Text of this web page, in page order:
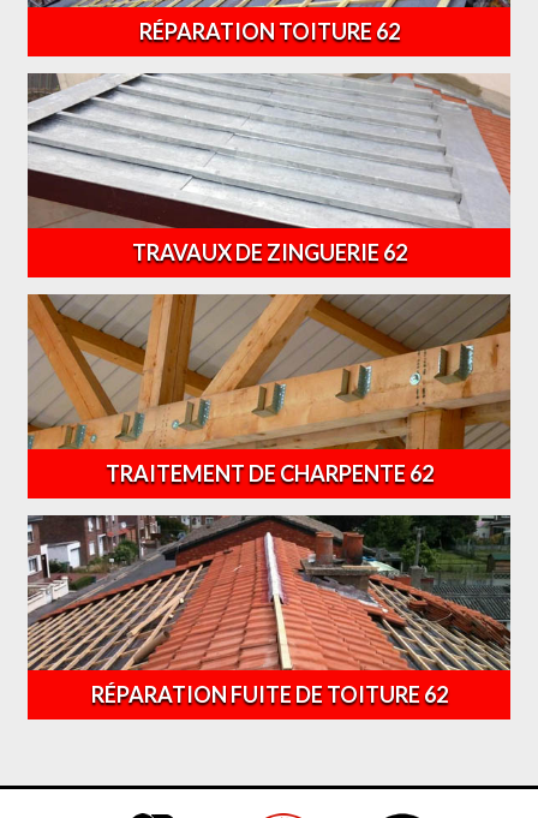
RÉPARATION TOITURE 62
TRAVAUX DE ZINGUERIE 62
TRAITEMENT DE CHARPENTE 62
RÉPARATION FUITE DE TOITURE 62